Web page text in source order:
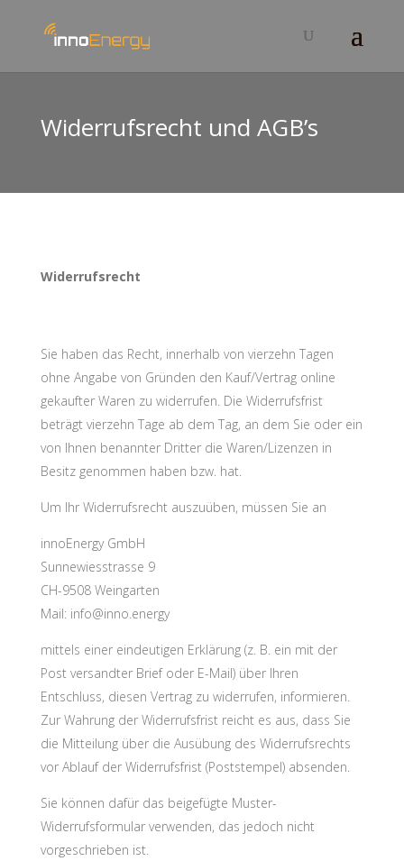
Widerrufsrecht und AGB’s
Widerrufsrecht
Sie haben das Recht, innerhalb von vierzehn Tagen
ohne Angabe von Gründen den Kauf/Vertrag online
gekaufter Waren zu widerrufen. Die Widerrufsfrist
beträgt vierzehn Tage ab dem Tag, an dem Sie oder ein
von Ihnen benannter Dritter die Waren/Lizenzen in
Besitz genommen haben bzw. hat.
Um Ihr Widerrufsrecht auszuüben, müssen Sie an
innoEnergy GmbH
Sunnewiesstrasse 9
CH-9508 Weingarten
Mail: info@inno.energy
mittels einer eindeutigen Erklärung (z. B. ein mit der
Post versandter Brief oder E-Mail) über Ihren
Entschluss, diesen Vertrag zu widerrufen, informieren.
Zur Wahrung der Widerrufsfrist reicht es aus, dass Sie
die Mitteilung über die Ausübung des Widerrufsrechts
vor Ablauf der Widerrufsfrist (Poststempel) absenden.
Sie können dafür das beigefügte Muster-
Widerrufsformular verwenden, das jedoch nicht
vorgeschrieben ist.